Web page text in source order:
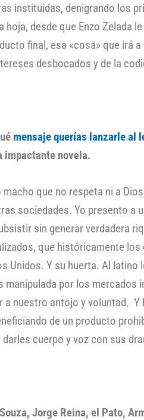
instituidas, denigrando los
desde que Enzo Zelada
final, esa «cosa» que irá
desbocados y de la
mensaje querías lanzarle al
impactante novela.
que no respeta ni a
sociedades. Yo presento a
sin generar verdadera
que históricamente
Y su huerta. Al latino
por los mercados
nuestro antojo y voluntad. Y
de un producto
cuerpo y voz con sus
Jorge Reina, el Pato,